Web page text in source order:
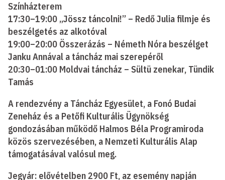
Színházterem
17:30–19:00 „Jössz táncolni!” – Redő Julia filmje és
beszélgetés az alkotóval
19:00–20:00 Összerázás – Németh Nóra beszélget
Janku Annával a táncház mai szerepéről
20:30–01:00 Moldvai táncház – Sültü zenekar, Tündik
Tamás
A rendezvény a Táncház Egyesület, a Fonó Budai
Zeneház és a Petőfi Kulturális Ügynökség
gondozásában működő Halmos Béla Programiroda
közös szervezésében, a Nemzeti Kulturális Alap
támogatásával valósul meg.
Jegyár: elővételben 2900 Ft, az esemény napján